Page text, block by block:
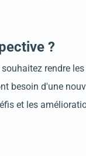
?
rendre
besoin d'une
et les